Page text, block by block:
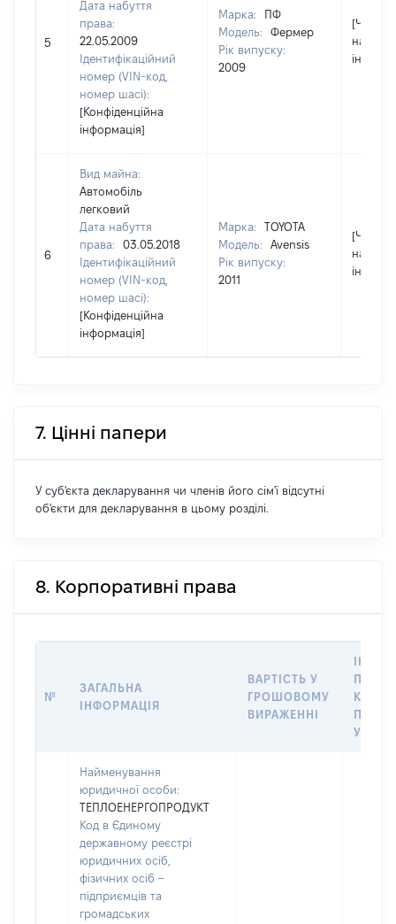
5
Дата набуття
права:
22.05.2009
Ідентифікаційний
номер (VIN-код,
номер шасі):
[Конфіденційна
інформація]
Марка:
ПФ
Модель:
Фермер
Рік випуску:
2009
[Член
надав
6
Вид майна:
Автомобіль
легковий
Дата набуття
права:
03.05.2018
Ідентифікаційний
номер (VIN-код,
номер шасі):
[Конфіденційна
інформація]
Марка:
TOYOTA
Модель:
Avensis
Рік випуску:
2011
[Член
надав
7. Цінні папери
У суб'єкта декларування чи членів його сім'ї відсутні
об'єкти для декларування в цьому розділі.
8. Корпоративні права
№
ЗАГАЛЬНА
ІНФОРМАЦІЯ
ВАРТІСТЬ У
ГРОШОВОМУ
ВИРАЖЕННІ
ПРО
ПРАВ
Найменування
юридичної особи:
ТЕПЛОЕНЕРГОПРОДУКТ
Код в Єдиному
державному реєстрі
юридичних осіб,
фізичних осіб –
підприємців та
громадських